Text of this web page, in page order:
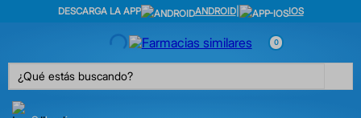
DESCARGA LA APP ANDROID| IOS
0
¿Qué estás buscando?